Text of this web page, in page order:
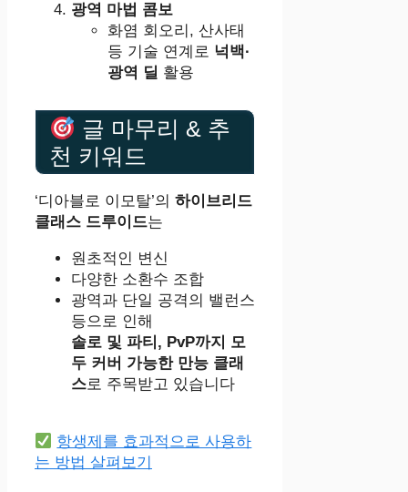
광역 마법 콤보
화염 회오리, 산사태
등 기술 연계로 넉백·
광역 딜 활용
글 마무리 & 추
천 키워드
‘디아블로 이모탈’의 하이브리드
클래스 드루이드는
원초적인 변신
다양한 소환수 조합
광역과 단일 공격의 밸런스
등으로 인해
솔로 및 파티, PvP까지 모
두 커버 가능한 만능 클래
스로 주목받고 있습니다
항생제를 효과적으로 사용하
는 방법 살펴보기